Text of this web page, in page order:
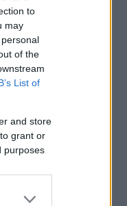
to
may
of the
List of
and store
grant or
purposes